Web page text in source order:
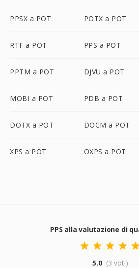
PPSX a POT POTX a POT
RTF a POT PPS a POT
PPTM a POT DJVU a POT
MOBI a POT PDB a POT
DOTX a POT DOCM a POT
XPS a POT OXPS a POT
PPS alla valutazione di
5.0 (3 voti)